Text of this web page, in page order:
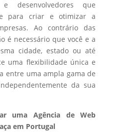
desenvolvedores que
para criar e otimizar a
Ao contrário das
é necessário que você e a
cidade, estado ou até
uma flexibilidade única e
entre uma ampla gama de
da sua
uma Agência de Web
em Portugal